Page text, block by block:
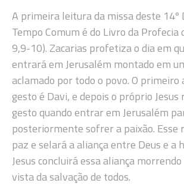
A primeira leitura da missa deste 14º
Tempo Comum é do Livro da Profecia
9,9-10). Zacarias profetiza o dia em
entrará em Jerusalém montado em
aclamado por todo o povo. O primeiro
gesto é Davi, e depois o próprio
gesto quando entrar em Jerusalém
posteriormente sofrer a paixão. Esse
paz e selará a aliança entre Deus e a
Jesus concluirá essa aliança
vista da salvação de todos.